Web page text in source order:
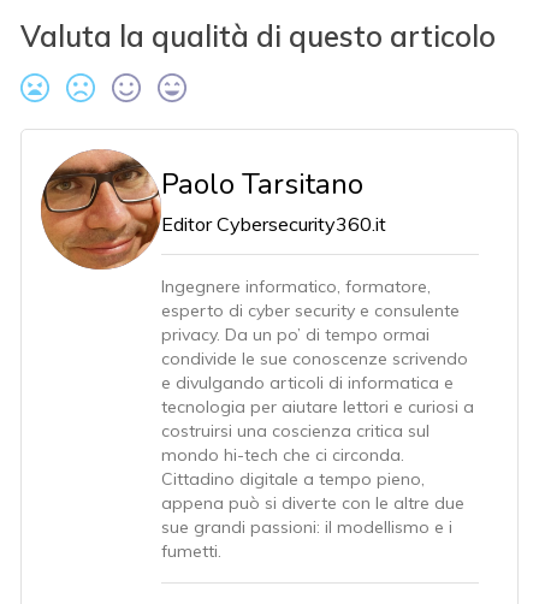
Valuta la qualità di questo articolo
Paolo Tarsitano
Editor Cybersecurity360.it
Ingegnere informatico, formatore,
esperto di cyber security e consulente
privacy. Da un po’ di tempo ormai
condivide le sue conoscenze scrivendo
e divulgando articoli di informatica e
tecnologia per aiutare lettori e curiosi a
costruirsi una coscienza critica sul
mondo hi-tech che ci circonda.
Cittadino digitale a tempo pieno,
appena può si diverte con le altre due
sue grandi passioni: il modellismo e i
fumetti.